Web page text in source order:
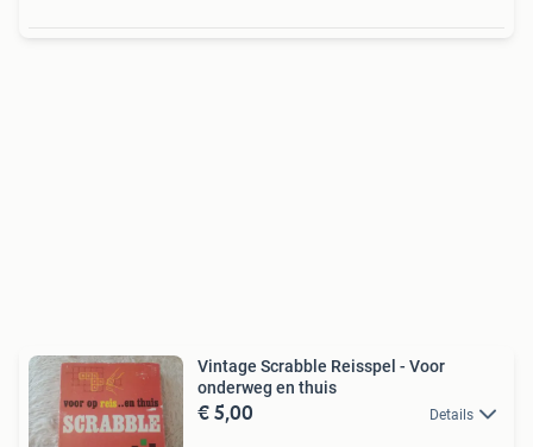
Vintage Scrabble Reisspel - Voor
onderweg en thuis
€ 5,00 Details